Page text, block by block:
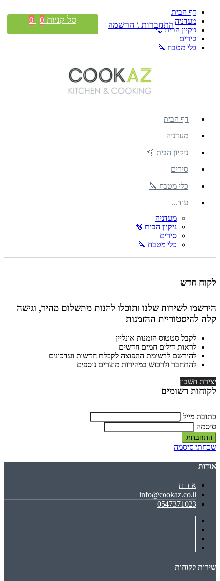
דף הבית
מעדניה
ניקיון הבית 🫧
סירים
כלי מטבח 🔪
התחברות \ הרשמה סל קניות 0
0
דף הבית
מעדניה
ניקיון הבית 🫧
סירים
כלי מטבח 🔪
עוד...
מעדניה
ניקיון הבית 🫧
סירים
כלי מטבח 🔪
לקוח חדש
הירשמו לשירות שלנו ותוכלו להנות מתשלום מהיר, וגישה
קלה להיסטוריית ההזמנות
לקבל סטטוס הזמנות אונליין
לראות דילים חמים חדשים
להירשם לרשימת התפוצה לקבלת חדשות ועדכונים
להתחבר ולרכוש במהירות מוצרים נוספים
יצירת חשבון
לקוחות רשומים
כתובת מייל
סיסמה
שכחתי סיסמה
אודות
אודות
info@cookaz.co.il
0547371023
שירות לקוחות